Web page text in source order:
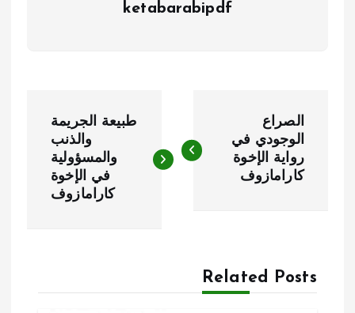
ketabarabipdf
م
الصراع
الوجودي في
رواية الإخوة
كارامازوف
طبيعة الجريمة
والذنب
والمسؤولية
في الإخوة
كارامازوف
Related Posts